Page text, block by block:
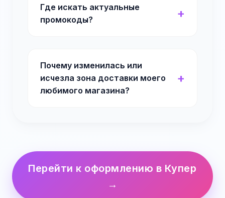
Где искать актуальные
промокоды?
Почему изменилась или
исчезла зона доставки моего
любимого магазина?
Перейти к оформлению в Купер
→